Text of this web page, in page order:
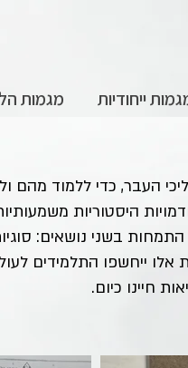
ייחודיות מגמות
העבר, כדי ללמוד מהם
היסטוריות
בשני נושאים:
במסגרת יחידות אלו ייחשפו
חיינו כיום.